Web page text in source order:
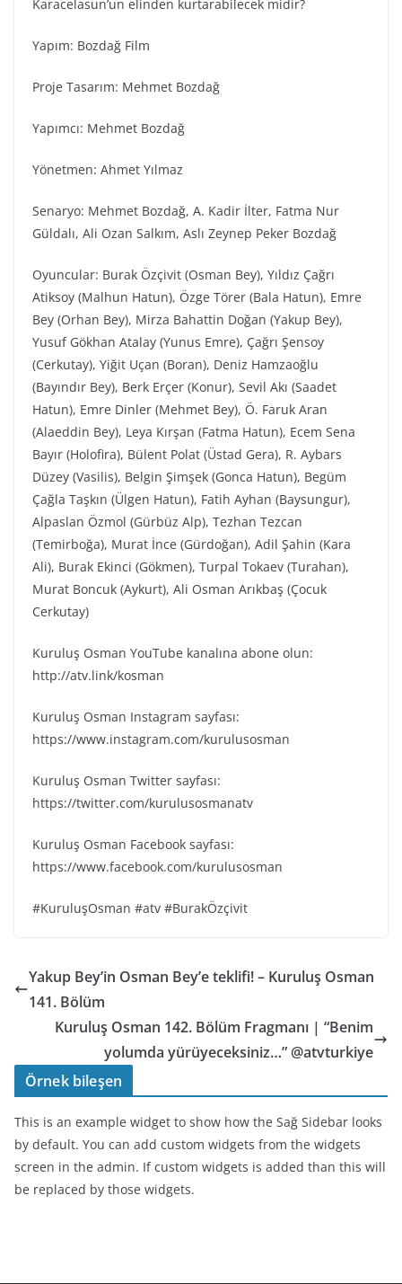
Karacelasun’un elinden kurtarabilecek midir?
Yapım: Bozdağ Fi̇lm
Proje Tasarım: Mehmet Bozdağ
Yapımcı: Mehmet Bozdağ
Yönetmen: Ahmet Yılmaz
Senaryo: Mehmet Bozdağ, A. Kadir İlter, Fatma Nur
Güldalı, Ali Ozan Salkım, Aslı Zeynep Peker Bozdağ
Oyuncular: Burak Özçivit (Osman Bey), Yıldız Çağrı
Atiksoy (Malhun Hatun), Özge Törer (Bala Hatun), Emre
Bey (Orhan Bey), Mirza Bahattin Doğan (Yakup Bey),
Yusuf Gökhan Atalay (Yunus Emre), Çağrı Şensoy
(Cerkutay), Yiğit Uçan (Boran), Deniz Hamzaoğlu
(Bayındır Bey), Berk Erçer (Konur), Sevil Akı (Saadet
Hatun), Emre Dinler (Mehmet Bey), Ö. Faruk Aran
(Alaeddin Bey), Leya Kırşan (Fatma Hatun), Ecem Sena
Bayır (Holofira), Bülent Polat (Üstad Gera), R. Aybars
Düzey (Vasilis), Belgin Şimşek (Gonca Hatun), Begüm
Çağla Taşkın (Ülgen Hatun), Fatih Ayhan (Baysungur),
Alpaslan Özmol (Gürbüz Alp), Tezhan Tezcan
(Temirboğa), Murat İnce (Gürdoğan), Adil Şahin (Kara
Ali), Burak Ekinci (Gökmen), Turpal Tokaev (Turahan),
Murat Boncuk (Aykurt), Ali Osman Arıkbaş (Çocuk
Cerkutay)
Kuruluş Osman YouTube kanalına abone olun:
http://atv.link/kosman
Kuruluş Osman Instagram sayfası:
https://www.instagram.com/kurulusosman
Kuruluş Osman Twitter sayfası:
https://twitter.com/kurulusosmanatv
Kuruluş Osman Facebook sayfası:
https://www.facebook.com/kurulusosman
#KuruluşOsman #atv #BurakÖzçivit
Yakup Bey’in Osman Bey’e teklifi! – Kuruluş Osman
141. Bölüm
Kuruluş Osman 142. Bölüm Fragmanı | “Benim
yolumda yürüyeceksiniz…” @atvturkiye
Örnek bileşen
This is an example widget to show how the Sağ Sidebar looks
by default. You can add custom widgets from the widgets
screen in the admin. If custom widgets is added than this will
be replaced by those widgets.